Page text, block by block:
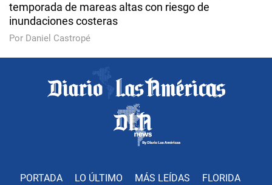
temporada de mareas altas con riesgo de
inundaciones costeras
Por Daniel Castropé
PORTADA LO ÚLTIMO MÁS LEÍDAS FLORIDA